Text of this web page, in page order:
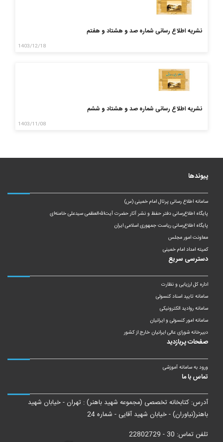
نشریه اطلاع رسانی شماره صد و هشتاد و هفتم
1403/12/18
نشریه اطلاع رسانی شماره صد و هشتاد و ششم
1403/11/08
پیوندها
سامانه اطلاع رسانی پرتال امام خمینی (س)
پایگاه اطلاع‌رسانی دفتر حفظ و نشر آثار حضرت آیت‌الله‌العظمی سیدعلی خامنه‌ای
پایگاه اطلاع‌رسانی ریاست‌ جمهوری اسلامی ایران
معاونت امور مجلس
کمیته امداد امام خمینی
دسترسی سریع
اداره کل ارزیابی و نظارت
سامانه تایید اسناد کنسولی
سامانه روادید الکترونیکی
سامانه امور کنسولی و ایرانیان
دبیرخانه شورای عالی ایرانیان خارج از کشور
صفحات پربازدید
ورود به سامانه آموزشی
تماس با ما
آدرس: کتابخانه تخصصی (مجموعه شهید باهنر) : تهران - خیابان شهید
باهنر(نیاوران) - خیابان شهید آقایی - شماره 24
تلفن تماس: 30 - 22802729